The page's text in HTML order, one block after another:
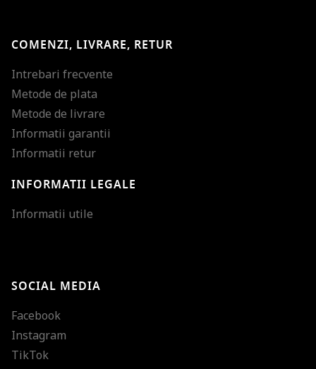
COMENZI, LIVRARE, RETUR
Intrebari frecvente
Metode de plata
Metode de livrare
Informatii garantii
Informatii retur
INFORMATII LEGALE
Informatii utile
SOCIAL MEDIA
Facebook
Instagram
TikTok